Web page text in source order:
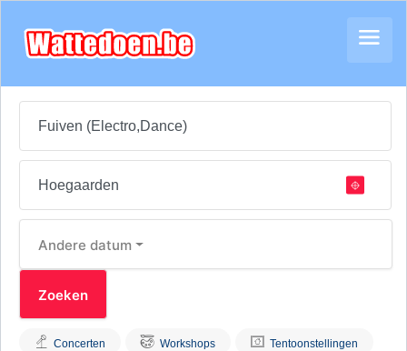
Andere datum
Concerten Workshops Tentoonstellingen